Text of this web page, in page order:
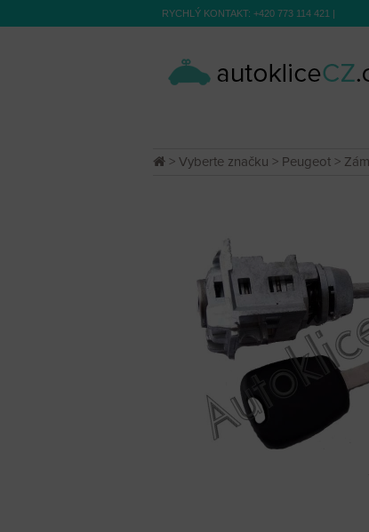
RYCHLÝ KONTAKT: +420 773 114 421 |
> Vyberte značku > Peugeot >